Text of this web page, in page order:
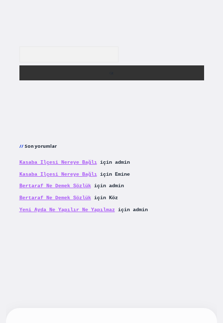
Son yorumlar
Kasaba Ilçesi Nereye Bağlıiçin admin
Kasaba Ilçesi Nereye Bağlıiçin Emine
Bertaraf Ne Demek Sözlükiçin admin
Bertaraf Ne Demek Sözlükiçin Köz
Yeni Ayda Ne Yapılır Ne Yapılmaziçin admin